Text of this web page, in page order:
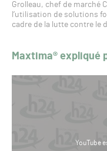
Grolleau, chef de marché
l’utilisation de solutions
cadre de la lutte contre le
Maxtima® expliqué
YouTube